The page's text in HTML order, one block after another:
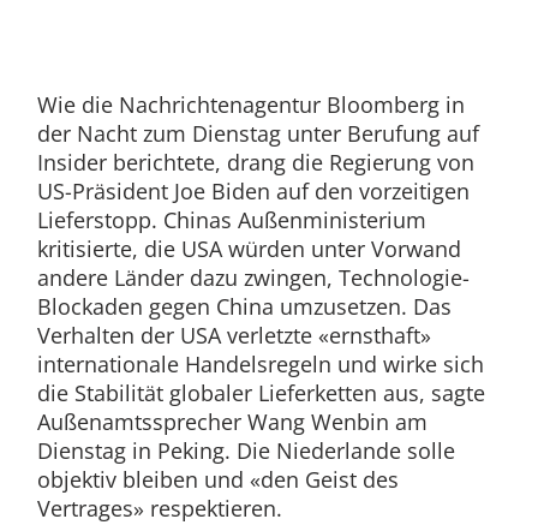
Wie die Nachrichtenagentur Bloomberg in
der Nacht zum Dienstag unter Berufung auf
Insider berichtete, drang die Regierung von
US-Präsident Joe Biden auf den vorzeitigen
Lieferstopp. Chinas Außenministerium
kritisierte, die USA würden unter Vorwand
andere Länder dazu zwingen, Technologie-
Blockaden gegen China umzusetzen. Das
Verhalten der USA verletzte «ernsthaft»
internationale Handelsregeln und wirke sich
die Stabilität globaler Lieferketten aus, sagte
Außenamtssprecher Wang Wenbin am
Dienstag in Peking. Die Niederlande solle
objektiv bleiben und «den Geist des
Vertrages» respektieren.